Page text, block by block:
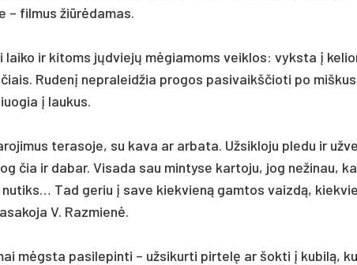
– fil­mus žiūrė­da­mas.
ir ki­toms jųdviejų mėgia­moms veik­los: vyks­ta į
Ru­denį ne­pra­leid­žia pro­gos pa­si­vaikš­čio­ti po
į lau­kus.
te­ra­so­je, su ka­va ar ar­ba­ta. Už­sik­lo­ju ple­du ir
čia ir da­bar. Vi­sa­da sau min­ty­se kar­to­ju, jog ne­ži­nau,
Tad ge­riu į sa­ve kiek­vieną gam­tos vaizdą,
V. Raz­mienė.
mėgsta pa­si­le­pin­ti – už­si­kur­ti pir­telę ar šok­ti į ku­bilą,